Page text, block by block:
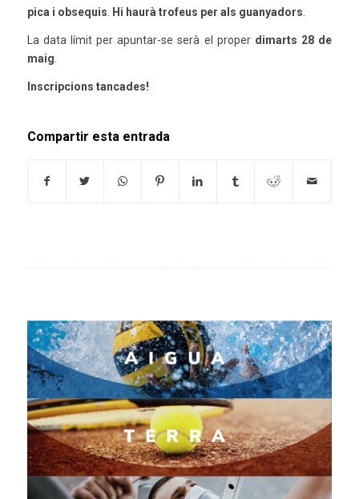
pica i obsequis Hi haurà trofeus per als guanyadors
La data límit per apuntar-se serà el proper dimarts 28 de
maig
Inscripcions tancades!
Compartir esta entrada